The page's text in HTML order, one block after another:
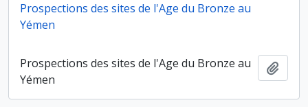
Prospections des sites de l'Age du Bronze au
Yémen
Prospections des sites de l'Age du Bronze au
Yémen